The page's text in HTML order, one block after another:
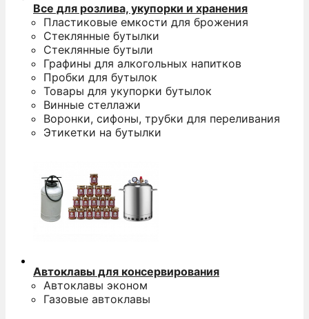
Все для розлива, укупорки и хранения
Пластиковые емкости для брожения
Стеклянные бутылки
Стеклянные бутыли
Графины для алкогольных напитков
Пробки для бутылок
Товары для укупорки бутылок
Винные стеллажи
Воронки, сифоны, трубки для переливания
Этикетки на бутылки
Автоклавы для консервирования
Автоклавы эконом
Газовые автоклавы